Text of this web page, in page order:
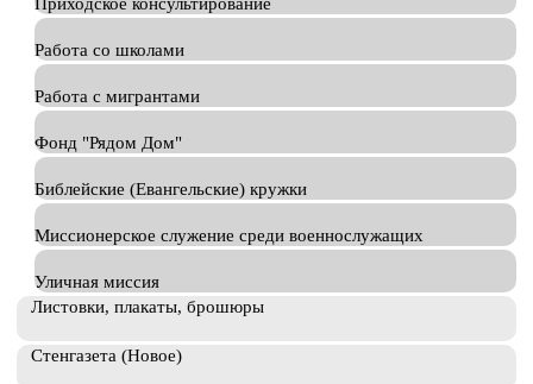
Приходское консультирование
Работа со школами
Работа с мигрантами
Фонд "Рядом Дом"
Библейские (Евангельские) кружки
Миссионерское служение среди военнослужащих
Уличная миссия
Листовки, плакаты, брошюры
Стенгазета (Новое)